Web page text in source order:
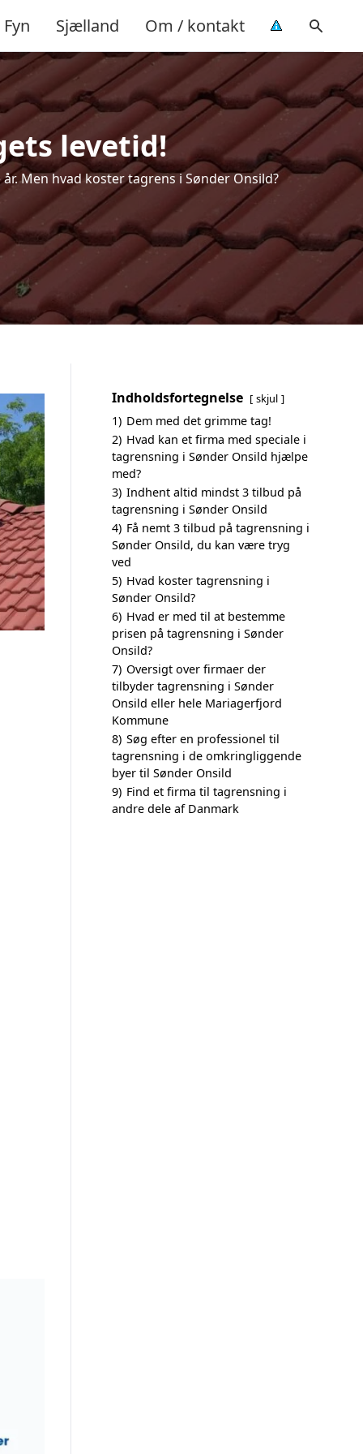
Fyn Sjælland Om / kontakt
levetid!
Men hvad koster tagrens i Sønder Onsild?
Indholdsfortegnelse skjul
1) Dem med det grimme tag!
2) Hvad kan et firma med speciale i
tagrensning i Sønder Onsild hjælpe
med?
3) Indhent altid mindst 3 tilbud på
tagrensning i Sønder Onsild
4) Få nemt 3 tilbud på tagrensning i
Sønder Onsild, du kan være tryg
ved
5) Hvad koster tagrensning i
Sønder Onsild?
6) Hvad er med til at bestemme
prisen på tagrensning i Sønder
Onsild?
7) Oversigt over firmaer der
tilbyder tagrensning i Sønder
Onsild eller hele Mariagerfjord
Kommune
8) Søg efter en professionel til
tagrensning i de omkringliggende
byer til Sønder Onsild
9) Find et firma til tagrensning i
andre dele af Danmark